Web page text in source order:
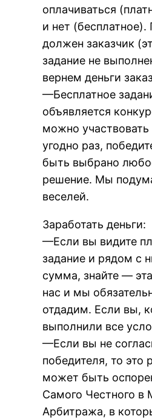
оплачиваться
и нет (бесплатное).
должен заказчик
задание не
вернем деньги
—Бесплатное
объявляется
можно участвовать
угодно раз,
быть выбрано
решение. Мы
веселей.
Заработать деньги:
—Если вы видите
задание и рядом с
сумма, знайте —
нас и мы
отдадим. Если вы,
выполнили все
—Если вы не
победителя, то это
может быть
Самого Честного в
Арбитража, в